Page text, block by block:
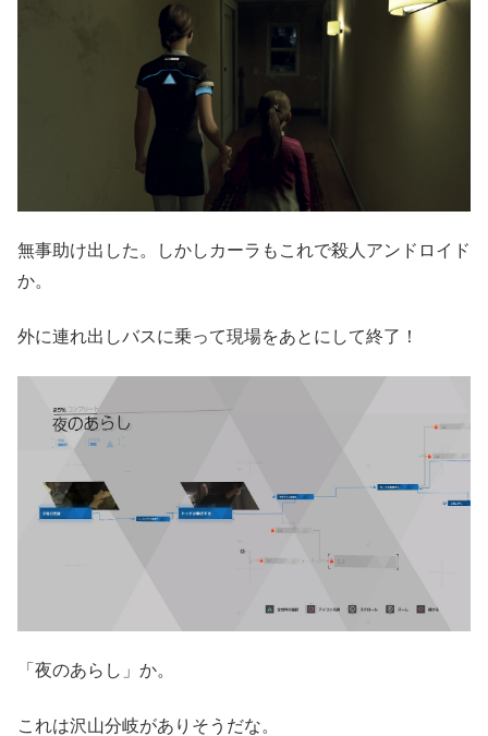
無事助け出した。しかしカーラもこれで殺人アンドロイド
か。
外に連れ出しバスに乗って現場をあとにして終了！
「夜のあらし」か。
これは沢山分岐がありそうだな。